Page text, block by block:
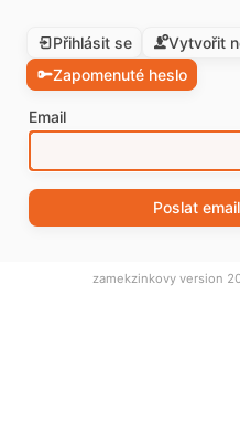
Přihlásit se
Vytvořit
Zapomenuté heslo
Email
Poslat
zamekzinkovy version